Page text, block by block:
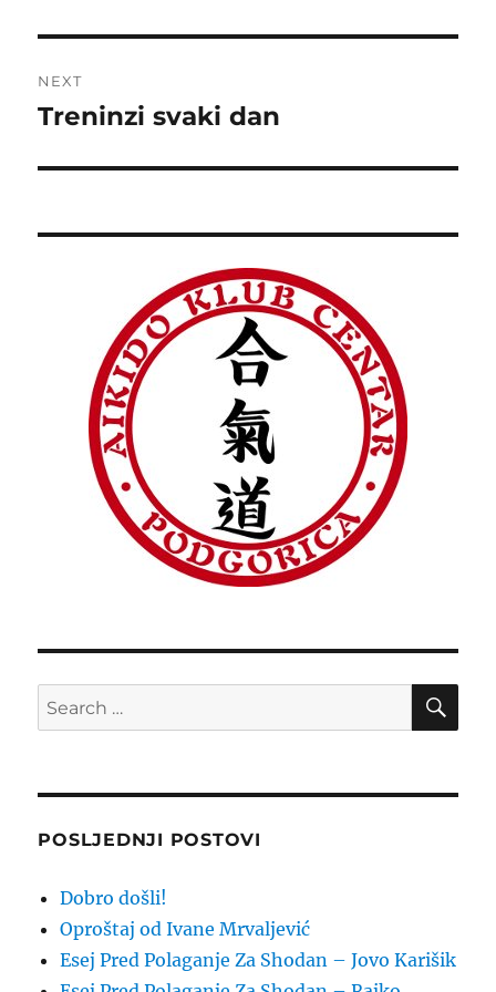
NEXT
Next
Treninzi svaki dan
Search
for:
POSLJEDNJI POSTOVI
Dobro došli!
Oproštaj od Ivane Mrvaljević
Esej Pred Polaganje Za Shodan – Jovo Karišik